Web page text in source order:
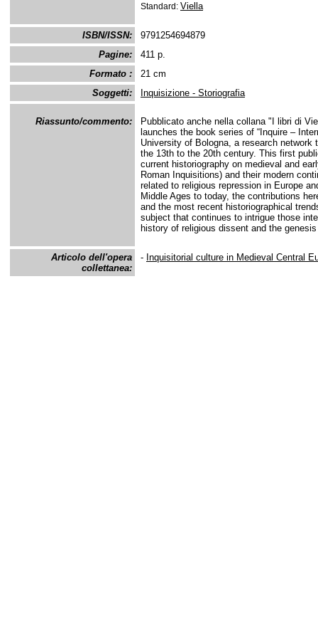
Standard: Viella
ISBN/ISSN:
9791254694879
Pagine:
411 p.
Formato :
21 cm
Soggetti:
Inquisizione - Storiografia
Riassunto/commento:
Pubblicato anche nella collana "I libri di
launches the book series of “Inquire –
University of Bologna, a research
the 13th to the 20th century. This first
current historiography on medieval and
Roman Inquisitions) and their modern
related to religious repression in Europe
Middle Ages to today, the contributions
and the most recent historiographical
subject that continues to intrigue those
history of religious dissent and the
Articolo dell'opera
collettanea:
- Inquisitorial culture in Medieval Central